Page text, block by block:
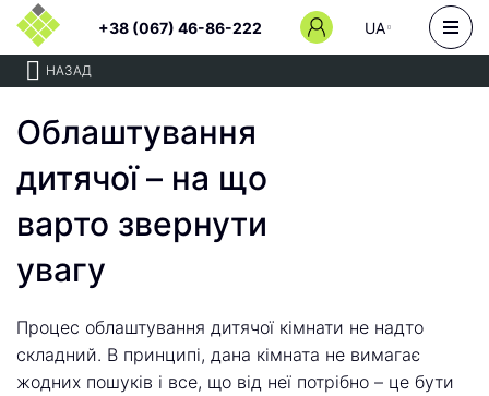
+38 (067) 46-86-222 UA
НАЗАД
Облаштування
дитячої – на що
варто звернути
увагу
Процес облаштування дитячої кімнати не надто
складний. В принципі, дана кімната не вимагає
жодних пошуків і все, що від неї потрібно – це бути